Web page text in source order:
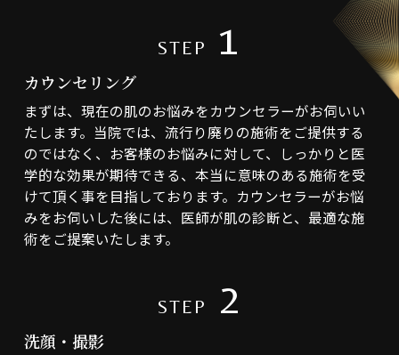
STEP 1
カウンセリング
まずは、現在の肌のお悩みをカウンセラーがお伺いい
たします。当院では、流行り廃りの施術をご提供する
のではなく、お客様のお悩みに対して、しっかりと医
学的な効果が期待できる、本当に意味のある施術を受
けて頂く事を目指しております。カウンセラーがお悩
みをお伺いした後には、医師が肌の診断と、最適な施
術をご提案いたします。
STEP 2
洗顔・撮影